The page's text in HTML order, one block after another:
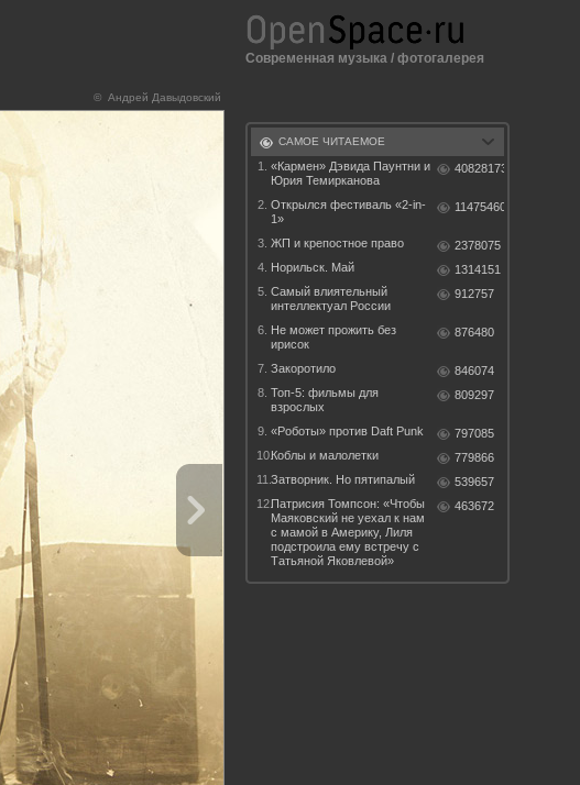
© Андрей Давыдовский
Современная музыка / фотогалерея
САМОЕ ЧИТАЕМОЕ
1.
«Кармен» Дэвида Паунтни и
Юрия Темирканова
40828173
2. Открылся фестиваль «2-in-
1»
11475460
3. ЖП и крепостное право
2378075
4. Норильск. Май
1314151
5. Самый влиятельный
интеллектуал России
912757
6. Не может прожить без
ирисок
876480
7. Закоротило
846074
8. Топ-5: фильмы для
взрослых
809297
9. «Роботы» против Daft Punk
797085
10.Коблы и малолетки
779866
11.Затворник. Но пятипалый
539657
12.Патрисия Томпсон: «Чтобы
Маяковский не уехал к нам
с мамой в Америку, Лиля
подстроила ему встречу с
Татьяной Яковлевой»
463672